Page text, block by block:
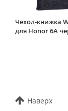
Чехол-книжка
для Honor 6A
Наверх